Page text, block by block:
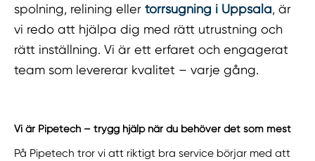
spolning, relining ellertorrsugning i Uppsala, är
vi redo att hjälpa dig med rätt utrustning och
rätt inställning. Vi är ett erfaret och engagerat
team som levererar kvalitet – varje gång.
Vi är Pipetech – trygg hjälp när du behöver det som mest
På Pipetech tror vi att riktigt bra service börjar med att